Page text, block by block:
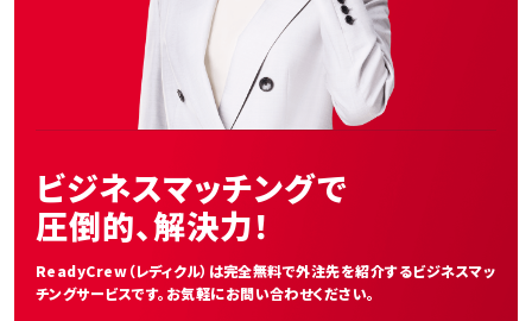
ビジネスマッチングで
圧倒的、解決力！
ReadyCrew（レディクル）は完全無料で外注先を紹介するビジネスマッ
チングサービスです。お気軽にお問い合わせください。